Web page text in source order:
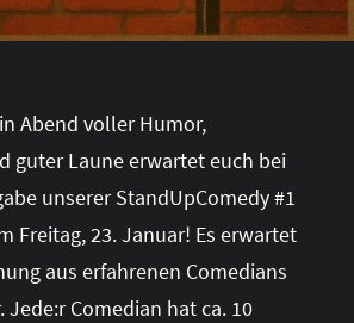
Abend voller Humor,
guter Laune erwartet euch bei
unserer StandUpComedy #1
Freitag, 23. Januar! Es erwartet
aus erfahrenen Comedians
Jede:r Comedian hat ca. 10